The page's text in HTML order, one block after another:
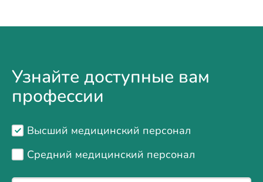
Узнайте доступные вам
профессии
Высший медицинский персонал
Средний медицинский персонал